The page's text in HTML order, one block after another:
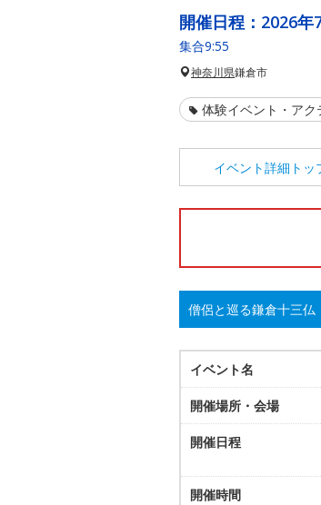
開催日程： 2026年
集合9:55
神奈川県鎌倉市
体験イベント・アク
イベント詳細 トッ
僧侶と巡る鎌倉十三仏
イベント名
開催場所・会場
開催日程
開催時間